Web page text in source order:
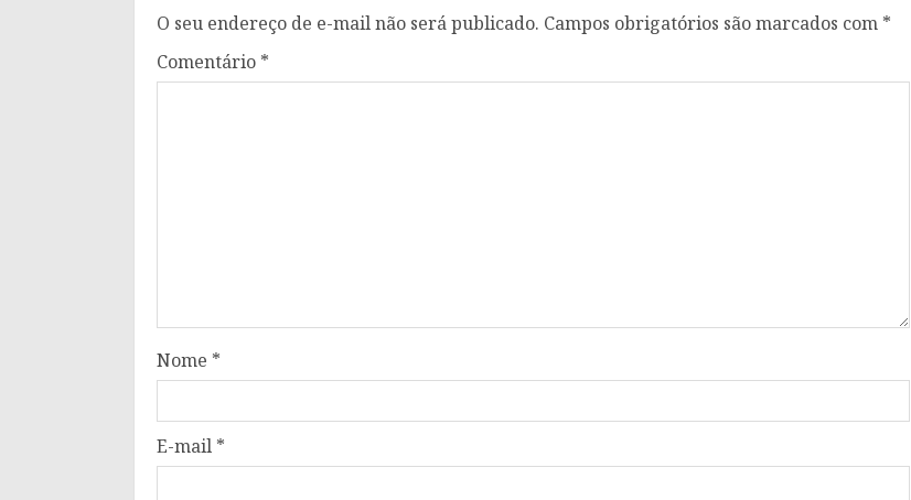
O seu endereço de e-mail não será publicado. Campos obrigatórios são marcados com *
Comentário *
Nome *
E-mail *